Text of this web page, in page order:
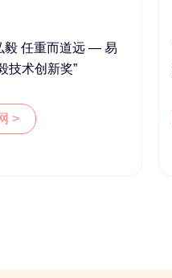
毅 任重而道远 — 易
技术创新奖”
>